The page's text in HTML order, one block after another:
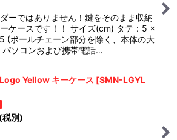
ーではありません！鍵をそのまま収納
ケースです！！ サイズ(cm) タテ：5 ×
(ボールチェーン部分を除く、本体の大
パソコンおよび携帯電話…
Yellow キーケース [SMN-LGYL
(税別)